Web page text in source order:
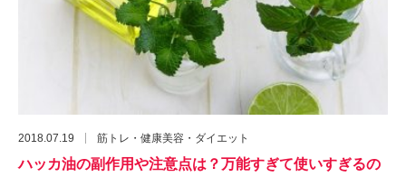
2018.07.19 筋トレ・健康美容・ダイエット
ハッカ油の副作用や注意点は？万能すぎて使いすぎるの